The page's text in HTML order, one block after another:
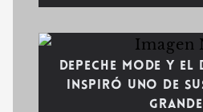
Depeche Mode y
inspiró uno de